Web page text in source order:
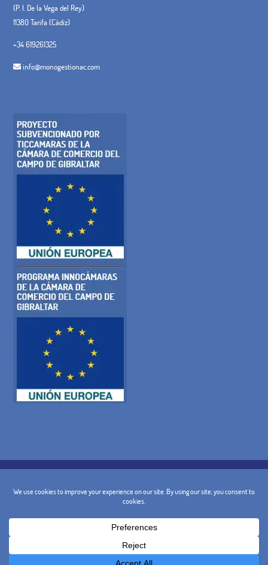
(P. I. De la Vega del Rey)
11380 Tarifa (Cádiz)
+34 619261325
info@monogestionac.com
RECHTLICHE WARNUNG
ALLGEMEINE BEDINGUNGEN
STORNIERUNGSBEDINGUNGEN
@ 2024 - Design und Marketing: